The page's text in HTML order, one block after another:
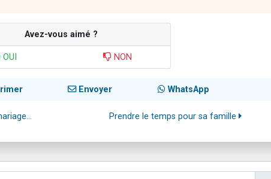
Avez-vous aimé ?
OUI NON
Envoyer WhatsApp
Prendre le temps pour sa famille